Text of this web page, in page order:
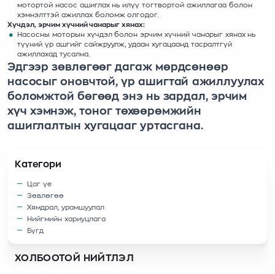
мотортой насос ашиглах нь илүү тогтвортой ажиллагаа болон
хэмнэлттэй ажиллах боломж олгодог.
Хүчдэл, эрчим хүчний чанарыг хянах:
Насосны моторын хүчдэл болон эрчим хүчний чанарыг хянах нь
түүний үр ашгийг сайжруулж, удаан хугацаанд тасралтгүй
ажиллахад тусална.
Эдгээр зөвлөгөөг дагаж мөрдсөнөөр
насосыг оновчтой, үр ашигтай ажиллуулах
боломжтой бөгөөд энэ нь зардал, эрчим
хүч хэмнэж, тоног төхөөрөмжийн
ашиглалтын хугацааг уртасгана.
Категори
Цаг үе
Зөвлөгөө
Хямдрал, урамшуулал
Нийгмийн хариуцлага
Бүгд
ХОЛБООТОЙ НИЙТЛЭЛ